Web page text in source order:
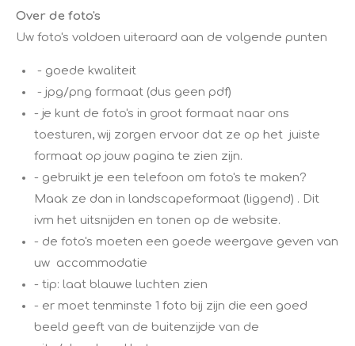
Over de foto's
​Uw foto's voldoen uiteraard aan de volgende punten
- goede kwaliteit
- jpg/png formaat (dus geen pdf)
- je kunt de foto's in groot formaat naar ons
toesturen, wij zorgen ervoor dat ze op het juiste
formaat op jouw pagina te zien zijn.
- gebruikt je een telefoon om foto's te maken?
Maak ze dan in landscapeformaat (liggend) . Dit
ivm het uitsnijden en tonen op de website.
- de foto's moeten een goede weergave geven van
uw accommodatie
- tip: laat blauwe luchten zien
- er moet tenminste 1 foto bij zijn die een goed
beeld geeft van de buitenzijde van de